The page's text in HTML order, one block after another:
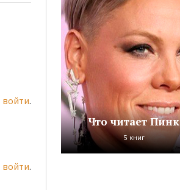
войти.
войти.
Что читает Пинк
5 книг